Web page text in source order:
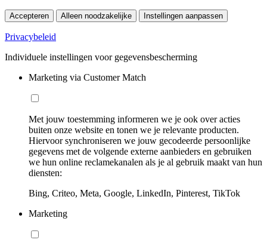
Accepteren Alleen noodzakelijke Instellingen aanpassen
Privacybeleid
Individuele instellingen voor gegevensbescherming
Marketing via Customer Match
Met jouw toestemming informeren we je ook over acties
buiten onze website en tonen we je relevante producten.
Hiervoor synchroniseren we jouw gecodeerde persoonlijke
gegevens met de volgende externe aanbieders en gebruiken
we hun online reclamekanalen als je al gebruik maakt van hun
diensten:
Bing, Criteo, Meta, Google, LinkedIn, Pinterest, TikTok
Marketing